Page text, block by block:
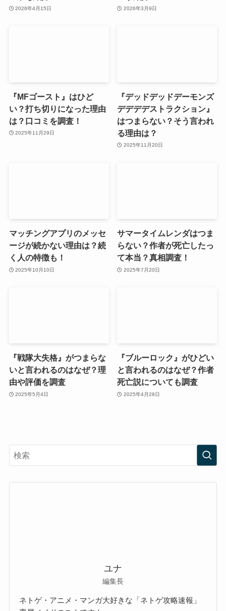
2026年4月15日 2026年3月9日
『MFゴースト』はひど
い？打ち切りになった理由
は？口コミを調査！
2025年11月29日
『デッドデッドデーモンズ
デデデデストラクション』
はつまらない？そう言われ
る理由は？
2025年11月20日
マッチングアプリのメッセ
ージが続かない理由は？続
く人の特徴も！
2025年10月10日
サマータイムレンダはつま
らない？作者が死亡したっ
て本当？真相調査！
2025年7月20日
『戦隊大失格』がつまらな
いと言われるのはなぜ？理
由や評価を調査
2025年5月4日
『ブルーロック』がひどい
と言われるのはなぜ？作者
死亡説についても調査
2025年4月28日
ユナ
編集長
ネトゲ・アニメ・マンガ大好きな「ネトゲ攻略速報」